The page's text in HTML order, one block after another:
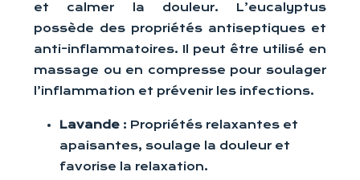
et calmer la douleur. L’eucalyptus
possède des propriétés antiseptiques et
anti-inflammatoires. Il peut être utilisé en
massage ou en compresse pour soulager
l’inflammation et prévenir les infections.
Lavande : Propriétés relaxantes et
apaisantes, soulage la douleur et
favorise la relaxation.